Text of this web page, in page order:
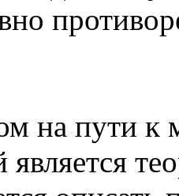
на пути к
является